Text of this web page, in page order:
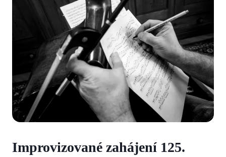
Improvizované zahájení 125.